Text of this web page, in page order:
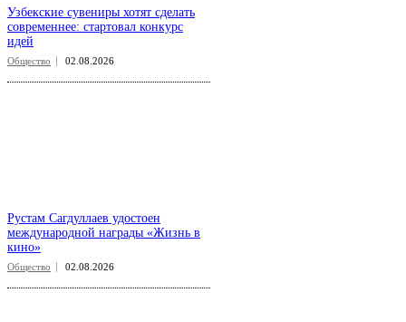
Узбекские сувениры хотят сделать
современнее: стартовал конкурс
идей
Общество 02.08.2026
Рустам Сагдуллаев удостоен
международной награды «Жизнь в
кино»
Общество 02.08.2026